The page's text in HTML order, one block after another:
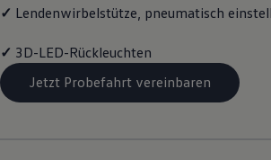
✓ Lendenwirbelstütze, pneumatisch
✓ 3D-LED-Rückleuchten
Jetzt Probefahrt vereinbaren